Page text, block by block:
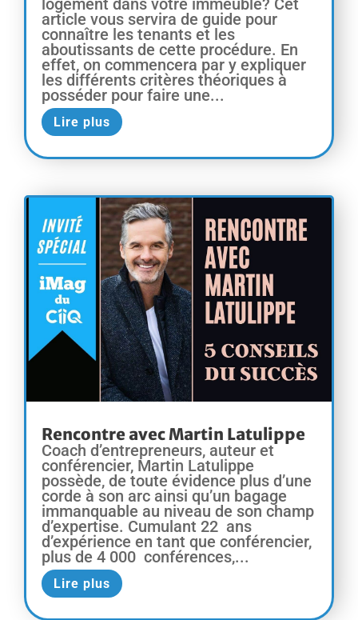
logement dans votre immeuble? Cet
article vous servira de guide pour
connaître les tenants et les
aboutissants de cette procédure. En
effet, on commencera par y expliquer
les différents critères théoriques à
posséder pour faire une...
Lire plus
Rencontre avec Martin Latulippe
Coach d’entrepreneurs, auteur et
conférencier, Martin Latulippe
possède, de toute évidence plus d’une
corde à son arc ainsi qu’un bagage
immanquable au niveau de son champ
d’expertise. Cumulant 22 ans
d’expérience en tant que conférencier,
plus de 4 000 conférences,...
Lire plus